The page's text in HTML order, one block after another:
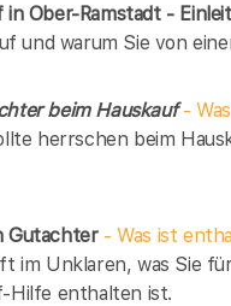
in Ober-Ramstadt -
und warum Sie von
beim Hauskauf-
herrschen beim
Gutachter- Was ist
im Unklaren, was Sie
Hilfe enthalten ist.